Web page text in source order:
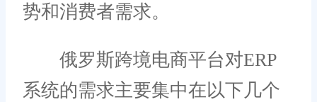
势和消费者需求。
俄罗斯跨境电商平台对ERP
系统的需求主要集中在以下几个